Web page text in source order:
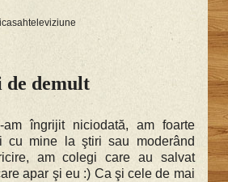
sahteleviziune
demult
îngrijit niciodată, am foarte
cu mine la ştiri sau moderând
am colegi care au salvat
apar şi eu :) Ca şi cele de mai